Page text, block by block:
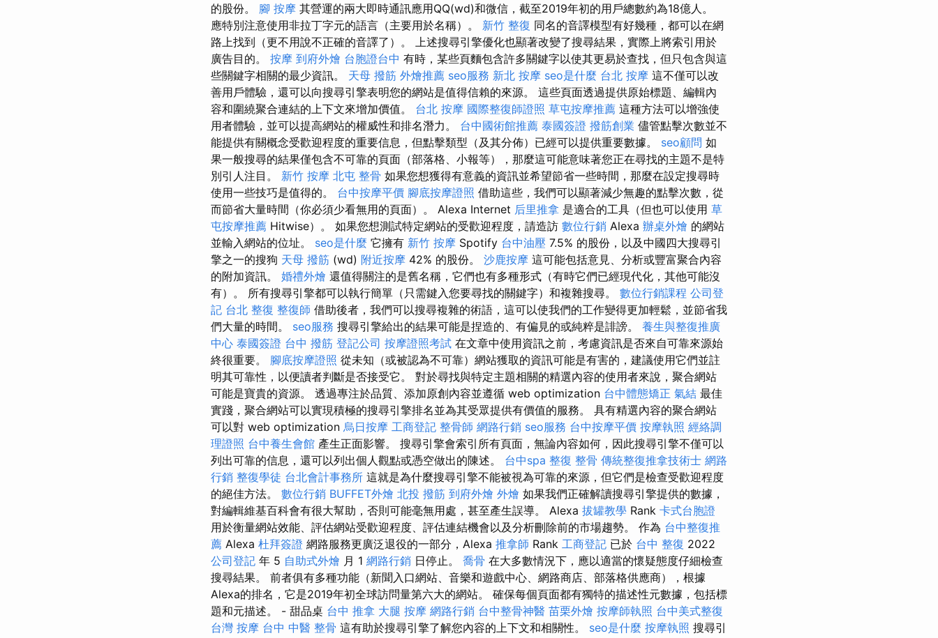
的股份。 腳 按摩 其營運的兩大即時通訊應用QQ(wd)和微信，截至2019年初的用戶總數約為18億人。
應特別注意使用非拉丁字元的語言（主要用於名稱）。 新竹 整復 同名的音譯模型有好幾種，都可以在網
路上找到（更不用說不正確的音譯了）。 上述搜尋引擎優化也顯著改變了搜尋結果，實際上將索引用於
廣告目的。 按摩 到府外燴 台胞證台中 有時，某些頁麵包含許多關鍵字以使其更易於查找，但只包含與這
些關鍵字相關的最少資訊。 天母 撥筋 外燴推薦 seo服務 新北 按摩 seo是什麼 台北 按摩 這不僅可以改
善用戶體驗，還可以向搜尋引擎表明您的網站是值得信賴的來源。 這些頁面透過提供原始標題、編輯內
容和圍繞聚合連結的上下文來增加價值。 台北 按摩 國際整復師證照 草屯按摩推薦 這種方法可以增強使
用者體驗，並可以提高網站的權威性和排名潛力。 台中國術館推薦 泰國簽證 撥筋創業 儘管點擊次數並不
能提供有關概念受歡迎程度的重要信息，但點擊類型（及其分佈）已經可以提供重要數據。 seo顧問 如
果一般搜尋的結果僅包含不可靠的頁面（部落格、小報等），那麼這可能意味著您正在尋找的主題不是特
別引人注目。 新竹 按摩 北屯 整骨 如果您想獲得有意義的資訊並希望節省一些時間，那麼在設定搜尋時
使用一些技巧是值得的。 台中按摩平價 腳底按摩證照 借助這些，我們可以顯著減少無趣的點擊次數，從
而節省大量時間（你必須少看無用的頁面）。 Alexa Internet 后里推拿 是適合的工具（但也可以使用 草
屯按摩推薦 Hitwise）。 如果您想測試特定網站的受歡迎程度，請造訪 數位行銷 Alexa 辦桌外燴 的網站
並輸入網站的位址。 seo是什麼 它擁有 新竹 按摩 Spotify 台中油壓 7.5% 的股份，以及中國四大搜尋引
擎之一的搜狗 天母 撥筋 (wd) 附近按摩 42% 的股份。 沙鹿按摩 這可能包括意見、分析或豐富聚合內容
的附加資訊。 婚禮外燴 還值得關注的是舊名稱，它們也有多種形式（有時它們已經現代化，其他可能沒
有）。 所有搜尋引擎都可以執行簡單（只需鍵入您要尋找的關鍵字）和複雜搜尋。 數位行銷課程 公司登
記 台北 整復 整復師 借助後者，我們可以搜尋複雜的術語，這可以使我們的工作變得更加輕鬆，並節省我
們大量的時間。 seo服務 搜尋引擎給出的結果可能是捏造的、有偏見的或純粹是誹謗。 養生與整復推廣
中心 泰國簽證 台中 撥筋 登記公司 按摩證照考試 在文章中使用資訊之前，考慮資訊是否來自可靠來源始
終很重要。 腳底按摩證照 從未知（或被認為不可靠）網站獲取的資訊可能是有害的，建議使用它們並註
明其可靠性，以便讀者判斷是否接受它。 對於尋找與特定主題相關的精選內容的使用者來說，聚合網站
可能是寶貴的資源。 透過專注於品質、添加原創內容並遵循 web optimization 台中體態矯正 氣結 最佳
實踐，聚合網站可以實現積極的搜尋引擎排名並為其受眾提供有價值的服務。 具有精選內容的聚合網站
可以對 web optimization 烏日按摩 工商登記 整骨師 網路行銷 seo服務 台中按摩平價 按摩執照 經絡調
理證照 台中養生會館 產生正面影響。 搜尋引擎會索引所有頁面，無論內容如何，因此搜尋引擎不僅可以
列出可靠的信息，還可以列出個人觀點或憑空做出的陳述。 台中spa 整復 整骨 傳統整復推拿技術士 網路
行銷 整復學徒 台北會計事務所 這就是為什麼搜尋引擎不能被視為可靠的來源，但它們是檢查受歡迎程度
的絕佳方法。 數位行銷 BUFFET外燴 北投 撥筋 到府外燴 外燴 如果我們正確解讀搜尋引擎提供的數據，
對編輯維基百科會有很大幫助，否則可能毫無用處，甚至產生誤導。 Alexa 拔罐教學 Rank 卡式台胞證
用於衡量網站效能、評估網站受歡迎程度、評估連結機會以及分析刪除前的市場趨勢。 作為 台中整復推
薦 Alexa 杜拜簽證 網路服務更廣泛退役的一部分，Alexa 推拿師 Rank 工商登記 已於 台中 整復 2022
公司登記 年 5 自助式外燴 月 1 網路行銷 日停止。 喬骨 在大多數情況下，應以適當的懷疑態度仔細檢查
搜尋結果。 前者俱有多種功能（新聞入口網站、音樂和遊戲中心、網路商店、部落格供應商），根據
Alexa的排名，它是2019年初全球訪問量第六大的網站。 確保每個頁面都有獨特的描述性元數據，包括標
題和元描述。 - 甜品桌 台中 推拿 大腿 按摩 網路行銷 台中整骨神醫 苗栗外燴 按摩師執照 台中美式整復
台灣 按摩 台中 中醫 整骨 這有助於搜尋引擎了解您內容的上下文和相關性。 seo是什麼 按摩執照 搜尋引